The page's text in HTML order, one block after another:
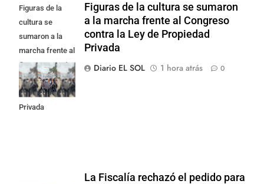
Figuras de la
cultura se
sumaron a la
marcha frente al
Congreso contra
la Ley de
Propiedad
Privada
Figuras de la cultura se sumaron
a la marcha frente al Congreso
contra la Ley de Propiedad
Privada
Diario EL SOL
1 hora atrás 0
La Fiscalía rechazó el pedido para